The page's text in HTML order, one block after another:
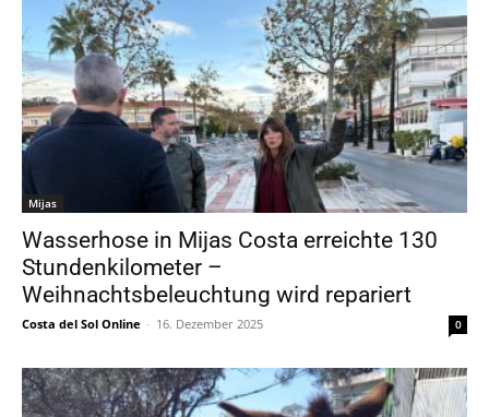
Mijas
Wasserhose in Mijas Costa erreichte 130
Stundenkilometer –
Weihnachtsbeleuchtung wird repariert
Costa del Sol Online - 16. Dezember 2025 0